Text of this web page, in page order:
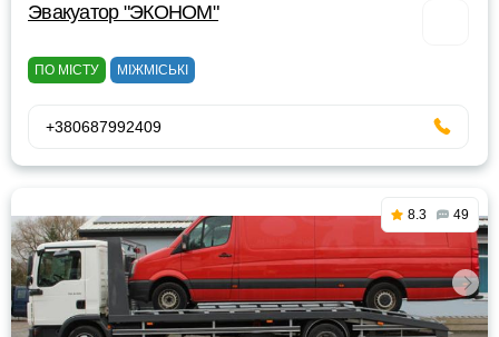
Эвакуатор "ЭКОНОМ"
ПО МІСТУ МІЖМІСЬКІ
+380687992409
8.3 49